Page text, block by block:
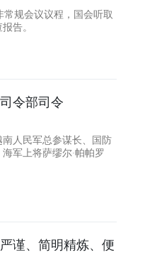
规会议议程，国会听取
告。
令部司令
人民军总参谋长、国防
军上将萨缪尔·帕帕罗
谨、简明精炼、便